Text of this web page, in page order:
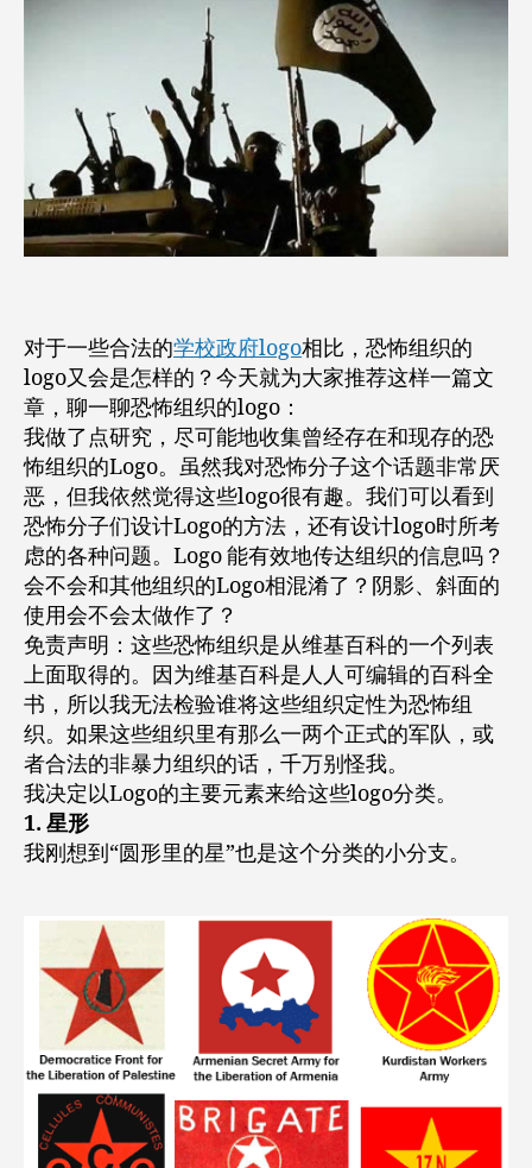
对于一些合法的学校政府logo相比，恐怖组织的
logo又会是怎样的？今天就为大家推荐这样一篇文
章，聊一聊恐怖组织的logo：
我做了点研究，尽可能地收集曾经存在和现存的恐
怖组织的Logo。虽然我对恐怖分子这个话题非常厌
恶，但我依然觉得这些logo很有趣。我们可以看到
恐怖分子们设计Logo的方法，还有设计logo时所考
虑的各种问题。Logo 能有效地传达组织的信息吗？
会不会和其他组织的Logo相混淆了？阴影、斜面的
使用会不会太做作了？
免责声明：这些恐怖组织是从维基百科的一个列表
上面取得的。因为维基百科是人人可编辑的百科全
书，所以我无法检验谁将这些组织定性为恐怖组
织。如果这些组织里有那么一两个正式的军队，或
者合法的非暴力组织的话，千万别怪我。
我决定以Logo的主要元素来给这些logo分类。
1. 星形
我刚想到“圆形里的星”也是这个分类的小分支。